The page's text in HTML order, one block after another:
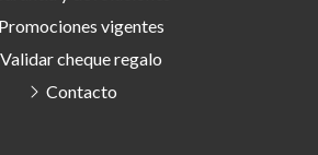
Promociones vigentes
Validar cheque regalo
Contacto